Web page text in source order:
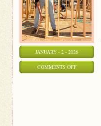
JANUARY - 2 - 2026
COMMENTS OFFON